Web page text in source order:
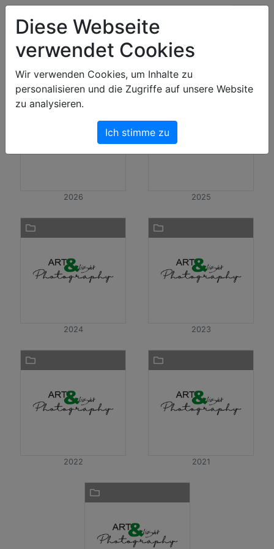
Art & Light Bildershop
Bilder
2026 2025
2024 2023
2022 2021
Diese Webseite
verwendet Cookies
Wir verwenden Cookies, um Inhalte zu
personalisieren und die Zugriffe auf unsere Website
zu analysieren.
Ich stimme zu